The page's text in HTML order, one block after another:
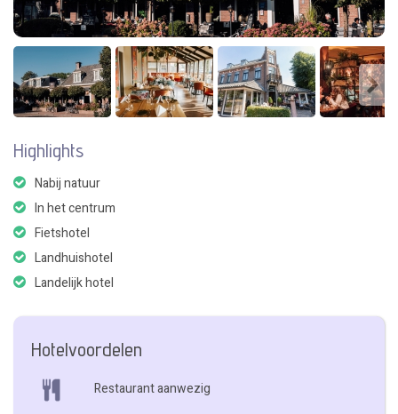
Highlights
Nabij natuur
In het centrum
Fietshotel
Landhuishotel
Landelijk hotel
Hotelvoordelen
Restaurant aanwezig